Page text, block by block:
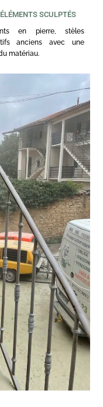
SCULPTÉS
en pierre, stèles
anciens avec une
matériau.